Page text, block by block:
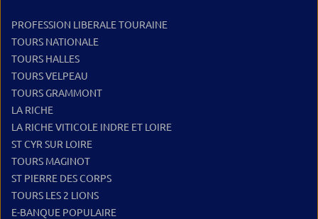
PROFESSION LIBERALE TOURAINE
TOURS NATIONALE
TOURS HALLES
TOURS VELPEAU
TOURS GRAMMONT
LA RICHE
LA RICHE VITICOLE INDRE ET LOIRE
ST CYR SUR LOIRE
TOURS MAGINOT
ST PIERRE DES CORPS
TOURS LES 2 LIONS
E-BANQUE POPULAIRE